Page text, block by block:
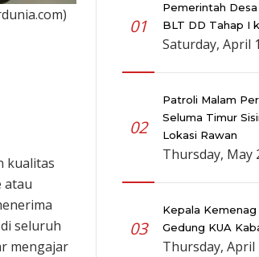
kualitas
atau
seluruh
mengajar
01
Pemerintah
BLT DD Tahap I
Saturday, April
02
Patroli Malam
Seluma Timur
Lokasi Rawan
Thursday, May
03
Kepala
Gedung KUA
Thursday, April